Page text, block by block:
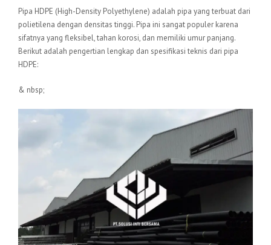
Pipa HDPE (High-Density Polyethylene) adalah pipa yang terbuat dari
polietilena dengan densitas tinggi. Pipa ini sangat populer karena
sifatnya yang fleksibel, tahan korosi, dan memiliki umur panjang.
Berikut adalah pengertian lengkap dan spesifikasi teknis dari pipa
HDPE:
& nbsp;